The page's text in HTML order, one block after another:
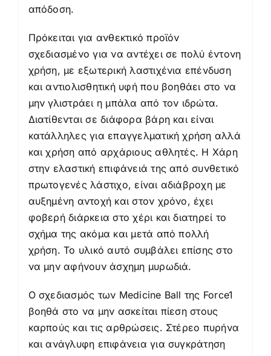
απόδοση.
Πρόκειται για ανθεκτικό προϊόν
σχεδιασμένο για να αντέχει σε πολύ έντονη
χρήση, με εξωτερική λαστιχένια επένδυση
και αντιολισθητική υφή που βοηθάει στο να
μην γλιστράει η μπάλα από τον ιδρώτα.
Διατίθενται σε διάφορα βάρη και είναι
κατάλληλες για επαγγελματική χρήση αλλά
και χρήση από αρχάριους αθλητές. Η Χάρη
στην ελαστική επιφάνειά της από συνθετικό
πρωτογενές λάστιχο, είναι αδιάβροχη με
αυξημένη αντοχή και στον χρόνο, έχει
φοβερή διάρκεια στο χέρι και διατηρεί το
σχήμα της ακόμα και μετά από πολλή
χρήση. Το υλικό αυτό συμβάλει επίσης στο
να μην αφήνουν άσχημη μυρωδιά.
Ο σχεδιασμός των Medicine Ball της Force1
βοηθά στο να μην ασκείται πίεση στους
καρπούς και τις αρθρώσεις. Στέρεο πυρήνα
και ανάγλυφη επιφάνεια για συγκράτηση